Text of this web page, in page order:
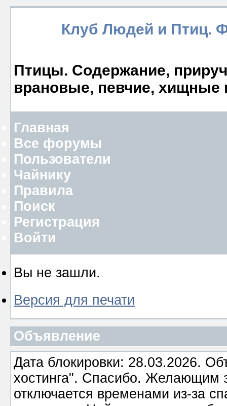
Клуб Людей и Птиц.
Птицы. Содержание,
врановые, певчие, хищные
Главная
Все форумы
Пользователи
Чайнику
Правила
Поиск
Регистрация
Войти
Вы не зашли.
Версия для печати
Объявление
Дата блокировки: 28.03.2026.
хостинга". Спасибо. Желающим
отключается временами из-за